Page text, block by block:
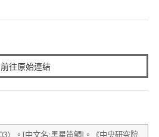
前往原始連結